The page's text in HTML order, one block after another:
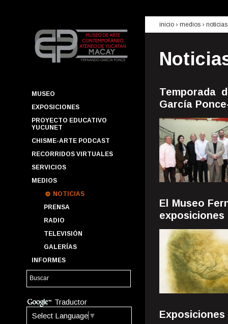
MUSEO
EXPOSICIONES
PROYECTO EDUCATIVO
YUCUNET
CHISME-ARTE PODCAST
RECORRIDOS VIRTUALES
SERVICIOS
MEDIOS
NOTICIAS
PRENSA
RADIO
TELEVISIÓN
GALERÍAS
INFORMES
Traductor
Select Language ▼
inicio › medios › noticias
Temporada
García
El Museo
exposiciones
Exposiciones